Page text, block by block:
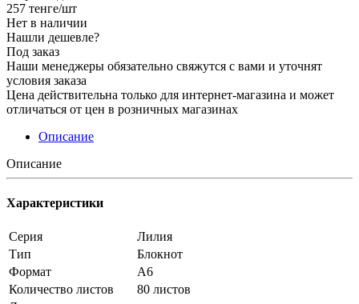
257 тенге/шт
Нет в наличии
Нашли дешевле?
Под заказ
Наши менеджеры обязательно свяжутся с вами и уточнят
условия заказа
Цена действительна только для интернет-магазина и может
отличаться от цен в розничных магазинах
Описание
Описание
Характеристики
Серия
Лилия
Тип
Блокнот
Формат
А6
Количество листов
80 листов